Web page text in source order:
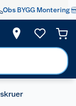
Obs BYGG Montering